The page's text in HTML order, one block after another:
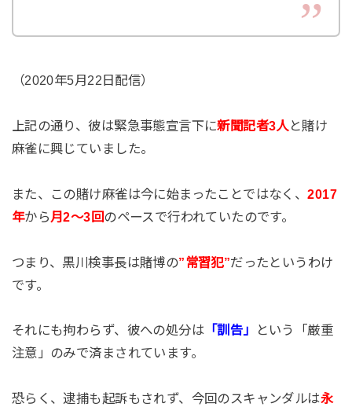
（2020年5月22日配信）
上記の通り、彼は緊急事態宣言下に新聞記者3人 と賭け
麻雀に興じていました。
また、この賭け麻雀は今に始まったことではなく、2017
年から月2～3回のペースで行われていたのです。
つまり、黒川検事長は賭博の”常習犯”だったというわけ
です。
それにも拘わらず、彼への処分は 「訓告」
という「厳重
注意」のみで済まされています。
恐らく、逮捕も起訴もされず、今回のスキャンダルは永